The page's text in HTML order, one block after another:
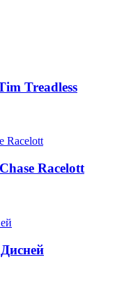
Treadless
Racelott